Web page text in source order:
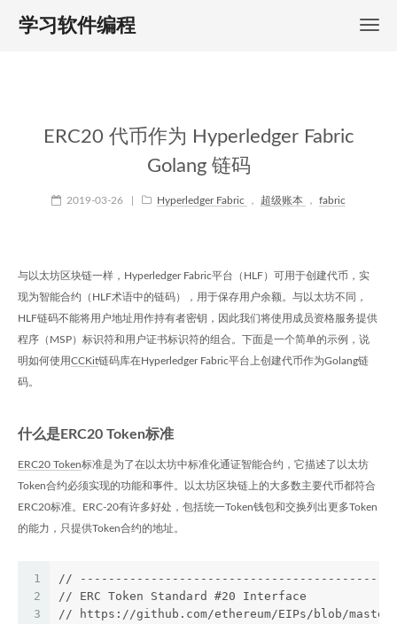
学习软件编程
ERC20 代币作为 Hyperledger Fabric
Golang 链码
2019-03-26 Hyperledger Fabric ， 超级账本 ， fabric
与以太坊区块链一样，Hyperledger Fabric平台（HLF）可用于创建代币，实
现为智能合约（HLF术语中的链码），用于保存用户余额。与以太坊不同，
HLF链码不能将用户地址用作持有者密钥，因此我们将使用成员资格服务提供
程序（MSP）标识符和用户证书标识符的组合。下面是一个简单的示例，说
明如何使用CCKit链码库在Hyperledger Fabric平台上创建代币作为Golang链
码。
什么是ERC20 Token标准
ERC20 Token标准是为了在以太坊中标准化通证智能合约，它描述了以太坊
Token合约必须实现的功能和事件。以太坊区块链上的大多数主要代币都符合
ERC20标准。ERC-20有许多好处，包括统一Token钱包和交换列出更多Token
的能力，只提供Token合约的地址。
1
2
3
//
// ERC Token Standard #20 Interface
// https://github.com/ethereum/EIPs/blob/master/